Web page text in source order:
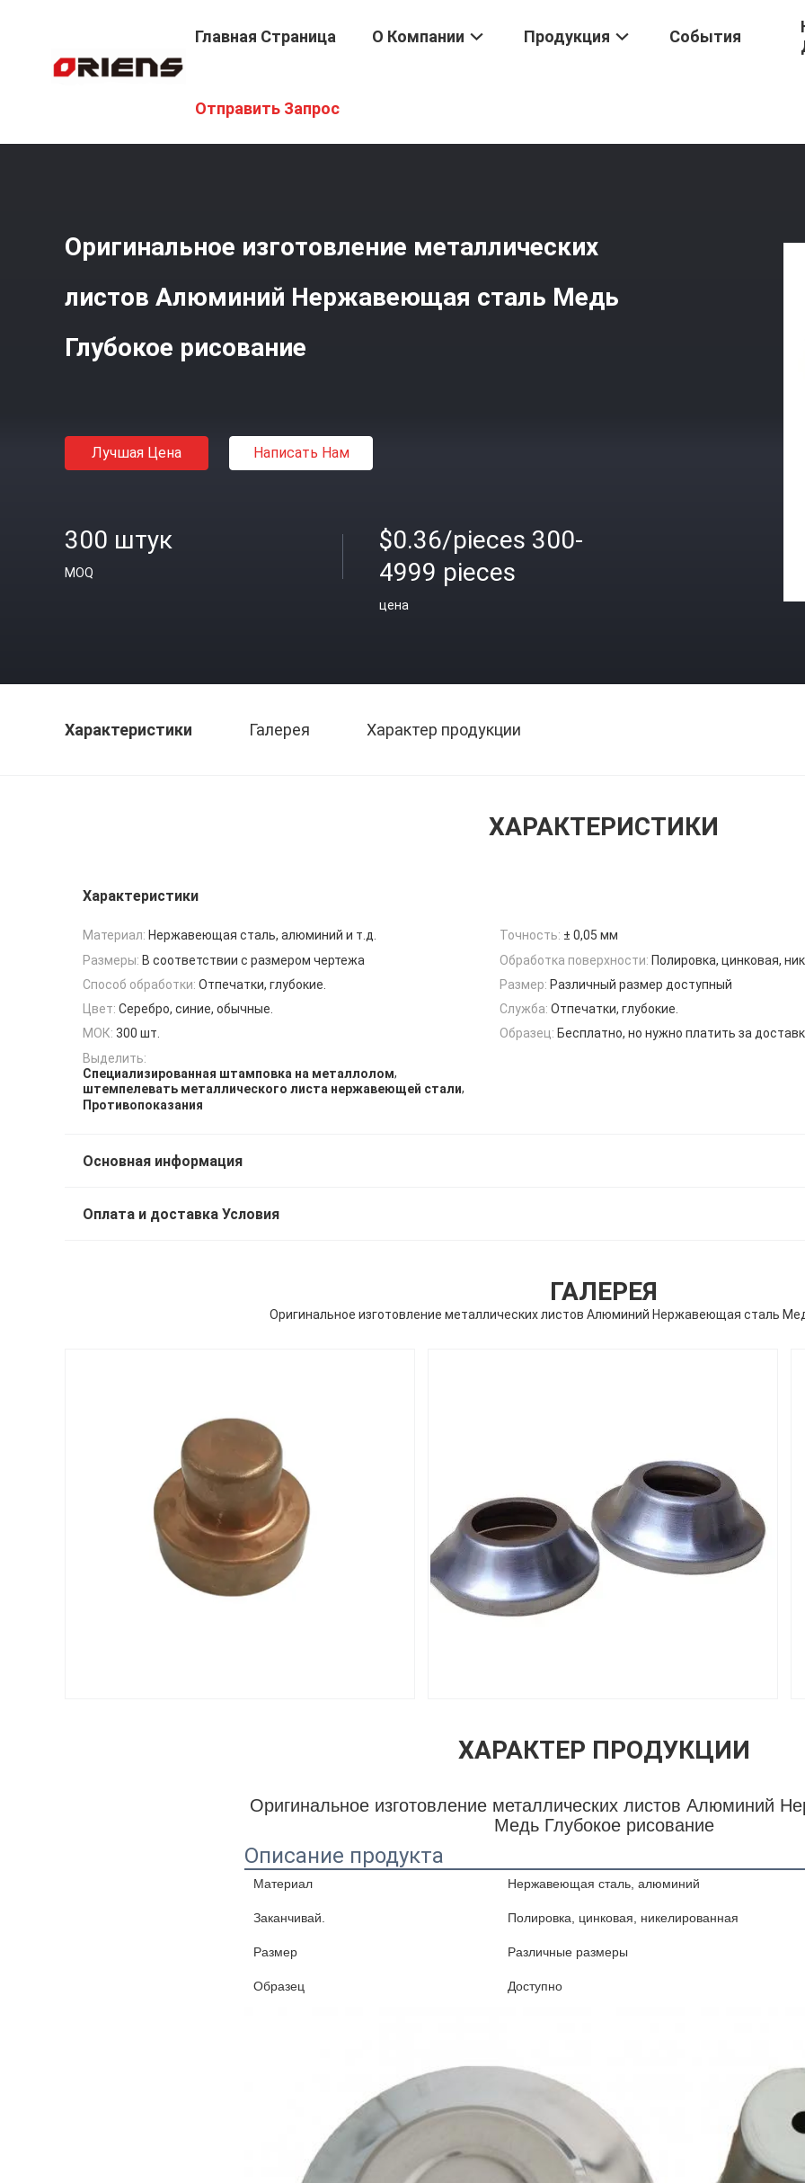
Главная Страница О Компании Продукция События
Отправить Запрос
Оригинальное изготовление металлических
листов Алюминий Нержавеющая сталь Медь
Глубокое рисование
Лучшая Цена Написать Нам
300 штук
MOQ
$0.36/pieces 300-
4999 pieces
цена
Характеристики Галерея Характер продукции
ХАРАКТЕРИСТИКИ
Характеристики
Материал: Нержавеющая сталь, алюминий и т.д. Точность: ± 0,05 мм
Размеры: В соответствии с размером чертежа Обработка поверхности: Полировка, цинковая,
Способ обработки: Отпечатки, глубокие. Размер: Различный размер доступный
Цвет: Серебро, синие, обычные. Служба: Отпечатки, глубокие.
МОК: 300 шт. Образец: Бесплатно, но нужно платить за
Выделить:
Специализированная штамповка на металлолом,
штемпелевать металлического листа нержавеющей стали,
Противопоказания
Основная информация
Оплата и доставка Условия
ГАЛЕРЕЯ
Оригинальное изготовление металлических листов Алюминий Нержавеющая сталь
ХАРАКТЕР ПРОДУКЦИИ
Оригинальное изготовление металлических листов Алюминий
Медь Глубокое рисование
Описание продукта
Материал Нержавеющая сталь, алюминий
Заканчивай. Полировка, цинковая, никелированная
Размер Различные размеры
Образец Доступно